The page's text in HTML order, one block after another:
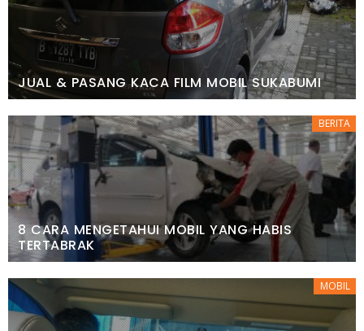
JUAL & PASANG KACA FILM MOBIL SUKABUMI
BERITA
8 CARA MENGETAHUI MOBIL YANG HABIS
TERTABRAK
MOBIL